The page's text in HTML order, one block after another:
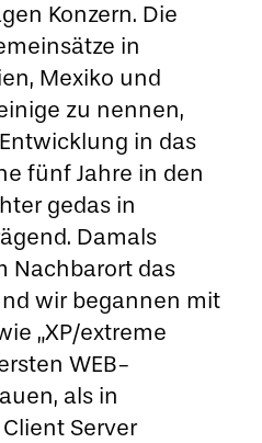
Konzern. Die
in
Mexiko und
zu nennen,
in das
fünf Jahre in den
gedas in
Damals
Nachbarort das
wir begannen mit
„XP/extreme
WEB-
als in
Server